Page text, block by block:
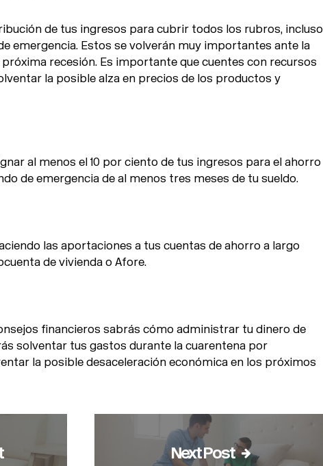
de tus ingresos para cubrir todos los rubros, incluso
emergencia. Estos se volverán muy importantes ante la
recesión. Es importante que cuentes con recursos
la posible alza en precios de los productos y
al menos el 10 por ciento de tus ingresos para el ahorro
de emergencia de al menos tres meses de tu sueldo.
las aportaciones a tus cuentas de ahorro a largo
de vivienda o Afore.
financieros sabrás cómo administrar tu dinero de
solventar tus gastos durante la cuarentena por
la posible desaceleración económica en los próximos
Next Post